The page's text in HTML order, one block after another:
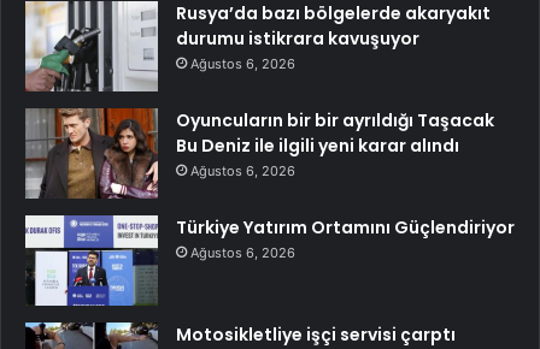
Rusya’da bazı bölgelerde akaryakıt
durumu istikrara kavuşuyor
Ağustos 6, 2026
Oyuncuların bir bir ayrıldığı Taşacak
Bu Deniz ile ilgili yeni karar alındı
Ağustos 6, 2026
Türkiye Yatırım Ortamını Güçlendiriyor
Ağustos 6, 2026
Motosikletliye işçi servisi çarptı